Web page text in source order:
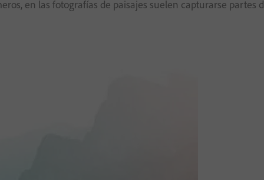
en las fotografías de paisajes suelen capturarse